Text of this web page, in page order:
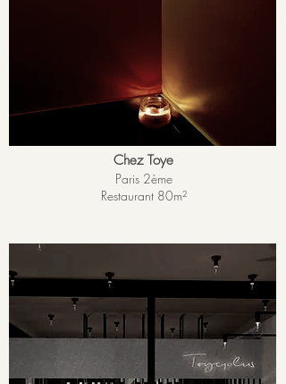
Chez Toye
Paris 2ème
Restaurant 80m²